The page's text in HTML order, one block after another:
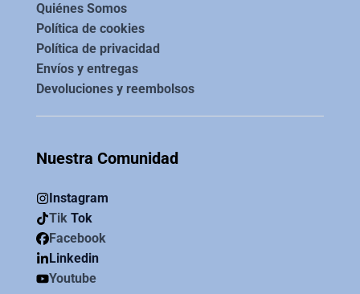
Quiénes Somos
Política de cookies
Política de privacidad
Envíos y entregas
Devoluciones y reembolsos
Nuestra Comunidad
Instagram
Tik Tok
Facebook
Linkedin
Youtube